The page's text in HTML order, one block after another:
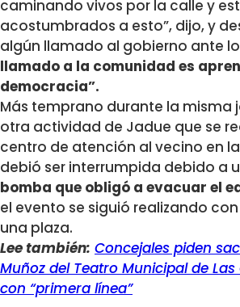
caminando vivos por la calle y
acostumbrados a esto”, dijo, y
algún llamado al gobierno ante
llamado a la comunidad es
democracia”.
Más temprano durante la misma
otra actividad de Jadue que se
centro de atención al vecino en
debió ser interrumpida debido a
bomba que obligó a evacuar el
el evento se siguió realizando
una plaza.
Lee también: Concejales piden
Muñoz del Teatro Municipal de
con “primera línea”